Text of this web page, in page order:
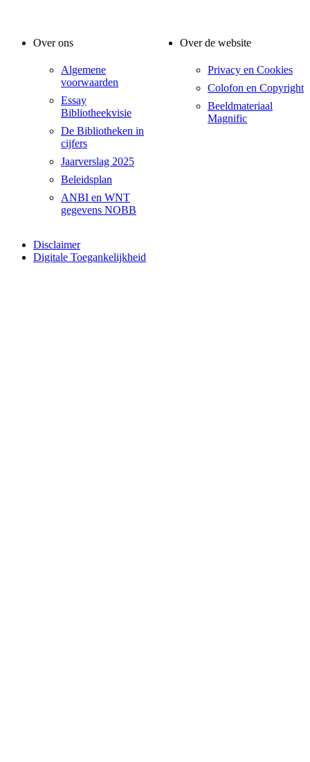
Over ons
Algemene
voorwaarden
Essay
Bibliotheekvisie
De Bibliotheken in
cijfers
Jaarverslag 2025
Beleidsplan
ANBI en WNT
gegevens NOBB
Over de website
Privacy en Cookies
Colofon en Copyright
Beeldmateriaal
Magnific
Disclaimer
Digitale Toegankelijkheid